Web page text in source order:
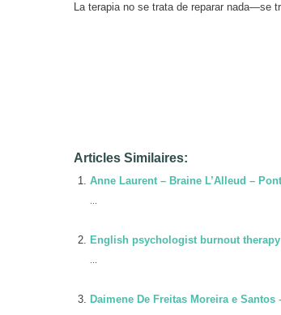
La terapia no se trata de reparar nada—se
Articles Similaires:
Anne Laurent – Braine L’Alleud –
English psychologist burnout
Daimene De Freitas Moreira e Santos